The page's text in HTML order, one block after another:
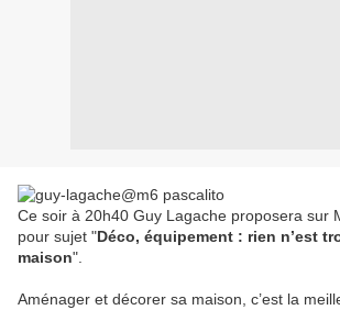
Ce soir à 20h40 Guy Lagache proposera sur
pour sujet "Déco, équipement : rien n’est
maison".
Aménager et décorer sa maison, c’est la